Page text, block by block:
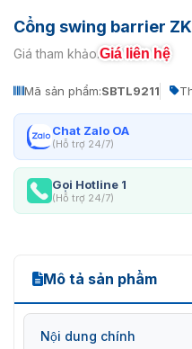
Cổng swing barrier
Giá tham khảo:Giá liên hệ
Mã sản phẩm:SBTL9211
Chat Zalo OA
(Hỗ trợ 24/7)
Gọi Hotline 1
(Hỗ trợ 24/7)
Mô tả sản phẩm
Nội dung chính